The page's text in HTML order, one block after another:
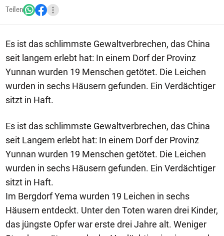
Teilen
Es ist das schlimmste Gewaltverbrechen, das China
seit langem erlebt hat: In einem Dorf der Provinz
Yunnan wurden 19 Menschen getötet. Die Leichen
wurden in sechs Häusern gefunden. Ein Verdächtiger
sitzt in Haft.
Es ist das schlimmste Gewaltverbrechen, das China
seit Langem erlebt hat: In einem Dorf der Provinz
Yunnan wurden 19 Menschen getötet. Die Leichen
wurden in sechs Häusern gefunden. Ein Verdächtiger
sitzt in Haft.
Im Bergdorf Yema wurden 19 Leichen in sechs
Häusern entdeckt. Unter den Toten waren drei Kinder,
das jüngste Opfer war erste drei Jahre alt. Weniger